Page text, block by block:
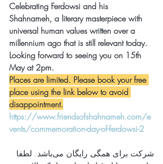
Celebrating Ferdowsi and his
Shahnameh, a literary masterpiece with
universal human values written over a
millennium ago that is still relevant today.
Looking forward to seeing you on 15th
May at 2pm.
Places are limited. Please book your free
place using the link below to avoid
disappointment.
https://www.friendsofshahnameh.com/e
vents/commemoration-day-of-ferdowsi-2
شرکت برای همگی رایگان می‌باشد. لطفا